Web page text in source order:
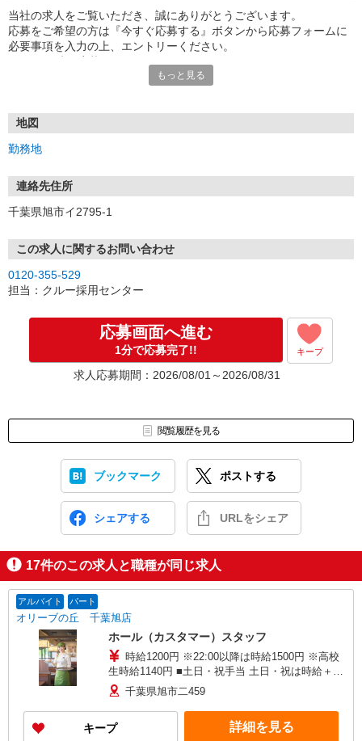
当社の求人をご覧いただき、誠にありがとうございます。
応募をご希望の方は『今すぐ応募する』ボタンから応募フォームに
必要事項を入力の上、エントリーください。
号」など
もっと見る
地図
勤務地
連絡先住所
千葉県旭市イ2795-1
この求人に関するお問い合わせ
0120-355-529
担当：クルー採用センター
応募画面へ進む
1分で応募完了!! キープ
求人応募期間：2026/08/01～2026/08/31
閲覧履歴を見る
ブックマーク ポストする
シェアする URLをシェア
17件のこの求人と職種が同じ求人
アルバイト パート
オリーブの丘 千葉旭店
ホール（カスタマー）スタッフ
時給1200円 ※22:00以降は時給1500円 ※高校
生時給1140円 ■土日・祝手当 土日・祝は時給＋
100円 ■特別手当 早朝手当（6:00〜8:00）時給＋
100円
千葉県旭市二459
キープ 詳細を見る